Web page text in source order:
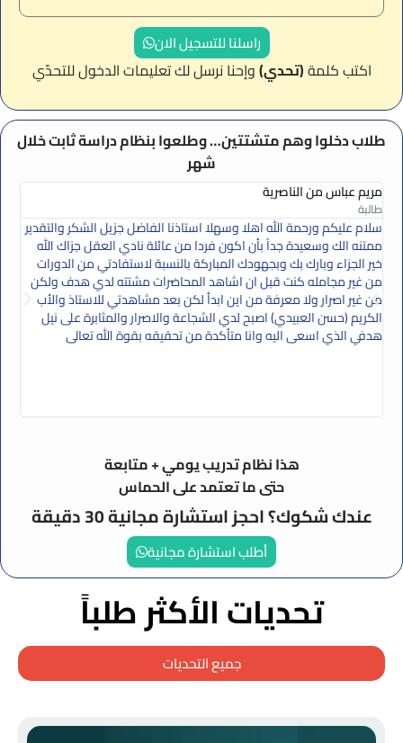
راسلنا للتسجيل الان
اكتب كلمة(تحدي)وإحنا نرسل لك تعليمات الدخول للتحدّي
طلاب دخلوا وهم متشتتين… وطلعوا بنظام دراسة ثابت خلال
شهر
مريم عباس من الناصرية
طالبة
سلام عليكم ورحمة الله اهلا وسهلا استاذنا الفاضل جزيل الشكر والتقدير
ممتنه الك وسعيدة جداً بأن اكون فردا من عائلة نادي العقل جزاك الله
خير الجزاء وبارك بك وبجهودك المباركة بالنسبة لاستفادتي من الدورات
من غير مجامله كنت قبل ان اشاهد المحاضرات مشتته لدي هدف ولكن
من غير اصرار ولا معرفة من اين ابدأ لكن بعد مشاهدتي للاستاذ والأب
الكريم (حسن العبيدي) اصبح لدي الشجاعة والاصرار والمثابرة على نيل
هدفي الذي اسعى اليه وانا متأكدة من تحقيقه بقوة الله تعالى
هذا نظام تدريب يومي + متابعة
حتى ما تعتمد على الحماس
عندك شكوك؟ احجز استشارة مجانية 30 دقيقة
أطلب استشارة مجانية
تحديات الأكثر طلباً
جميع التحديات